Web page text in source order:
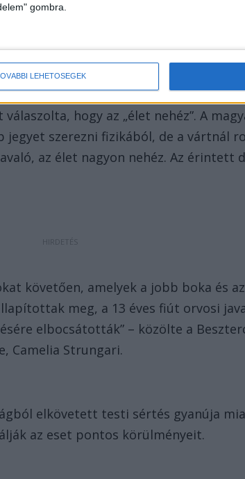
gombra.
LEHETŐSÉGEK
a vártnál rosszabb jegy miatt
hogy az „élet nehéz”. A
szerezni fizikából, de a vártnál
az élet nagyon nehéz. Az érintett
követően, amelyek a jobb boka és
meg, a 13 éves fiút orvosi
elbocsátották” – közölte a
Camelia Strungari.
elkövetett testi sértés gyanúja
az eset pontos körülményeit.